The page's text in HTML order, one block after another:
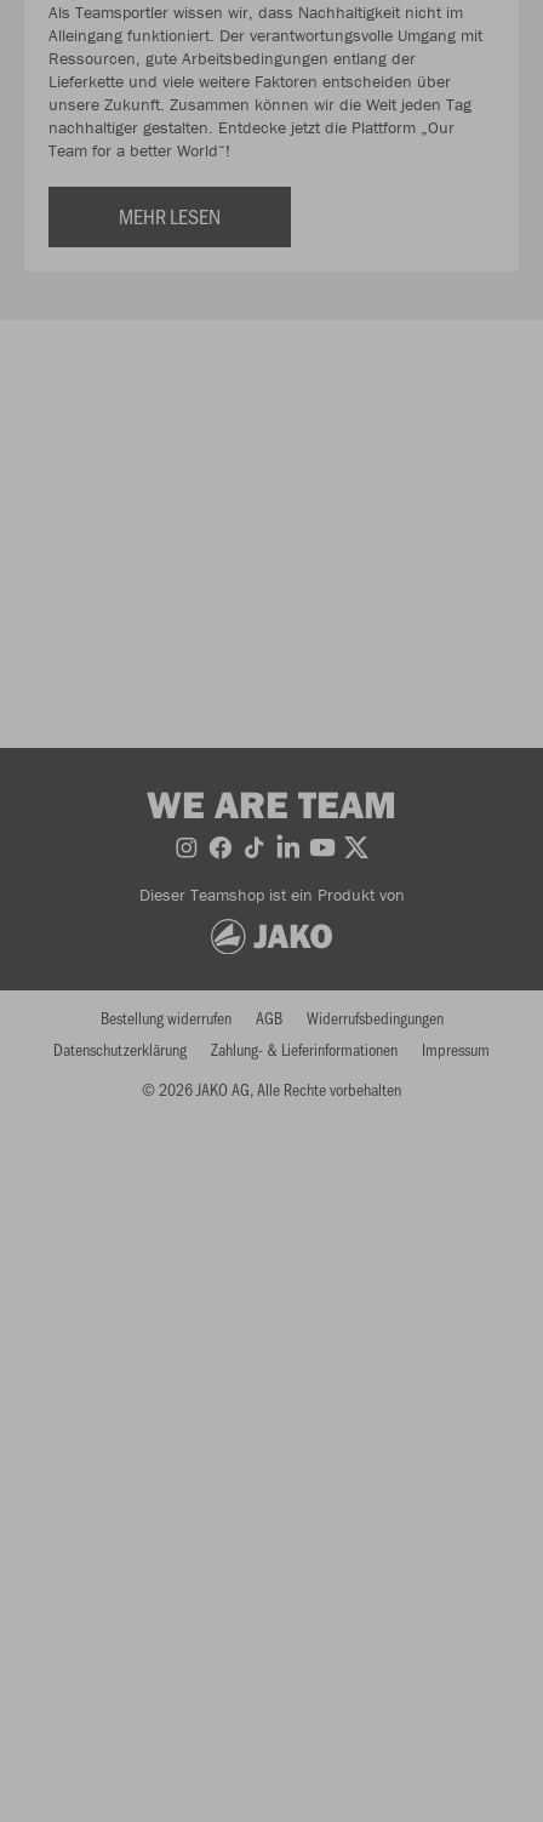
Als Teamsportler wissen wir, dass Nachhaltigkeit nicht im
Alleingang funktioniert. Der verantwortungsvolle Umgang mit
Ressourcen, gute Arbeitsbedingungen entlang der
Lieferkette und viele weitere Faktoren entscheiden über
unsere Zukunft. Zusammen können wir die Welt jeden Tag
nachhaltiger gestalten. Entdecke jetzt die Plattform „Our
Team for a better World“!
MEHR LESEN
WE ARE TEAM
Dieser Teamshop ist ein Produkt von
© 2026 JAKO AG, Alle Rechte vorbehalten
Bestellung widerrufen AGB
Widerrufsbedingungen
Datenschutzerklärung
Zahlung- & Lieferinformationen Impressum